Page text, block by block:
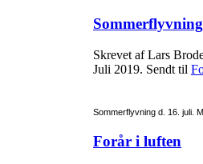
Sommerflyvning
Skrevet af Lars
Juli 2019. Sendt til
Sommerflyvning d. 16. juli.
Forår i luften